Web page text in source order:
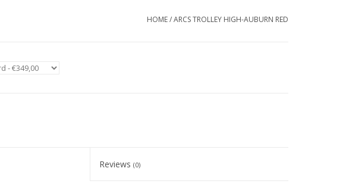
HOME/ARCS TROLLEY HIGH-AUBURN RED
Reviews(0)